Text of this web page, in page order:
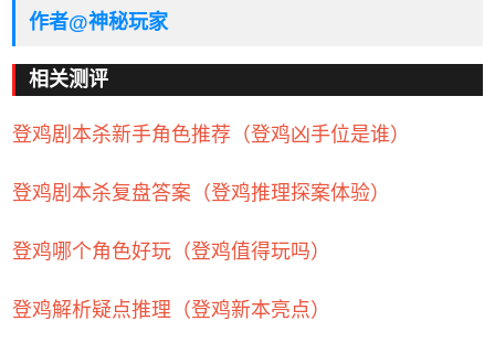
作者@神秘玩家
相关测评
登鸡剧本杀新手角色推荐（登鸡凶手位是谁）
登鸡剧本杀复盘答案（登鸡推理探案体验）
登鸡哪个角色好玩（登鸡值得玩吗）
登鸡解析疑点推理（登鸡新本亮点）